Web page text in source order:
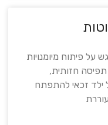
על פיתוח מיומנויות
חזותית,
ילד זכאי להתפתח